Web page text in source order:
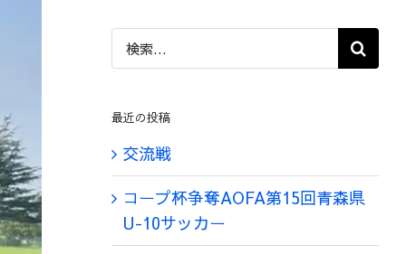
検
索
最近の投稿
交流戦
コープ杯争奪AOFA第15回青森県
U-10サッカー